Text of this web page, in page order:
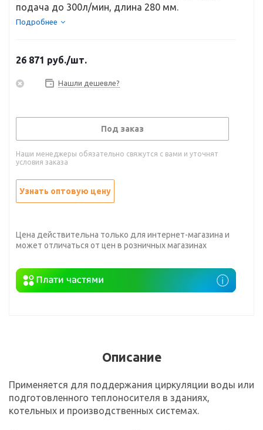
подача до 300л/мин, длина 280 мм.
Подробнее
26 871 руб./шт.
Нашли дешевле?
Под заказ
Наши менеджеры обязательно свяжутся с вами и уточнят
условия заказа
Узнать оптовую цену
Цена действительна только для интернет-магазина и
может отличаться от цен в розничных магазинах
Описание
Применяется для поддержания циркуляции воды или
подготовленного теплоносителя в зданиях,
котельных и производственных системах.